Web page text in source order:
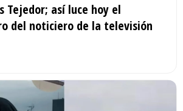
Tejedor; así luce hoy el
del noticiero de la televisión